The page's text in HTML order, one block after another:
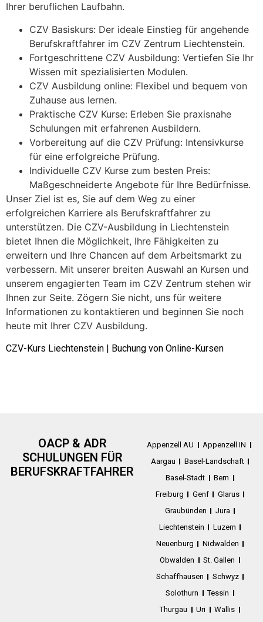
Ihrer beruflichen Laufbahn.
CZV Basiskurs: Der ideale Einstieg für angehende
Berufskraftfahrer im CZV Zentrum Liechtenstein.
Fortgeschrittene CZV Ausbildung: Vertiefen Sie Ihr
Wissen mit spezialisierten Modulen.
CZV Ausbildung online: Flexibel und bequem von
Zuhause aus lernen.
Praktische CZV Kurse: Erleben Sie praxisnahe
Schulungen mit erfahrenen Ausbildern.
Vorbereitung auf die CZV Prüfung: Intensivkurse
für eine erfolgreiche Prüfung.
Individuelle CZV Kurse zum besten Preis:
Maßgeschneiderte Angebote für Ihre Bedürfnisse.
Unser Ziel ist es, Sie auf dem Weg zu einer
erfolgreichen Karriere als Berufskraftfahrer zu
unterstützen. Die CZV-Ausbildung in Liechtenstein
bietet Ihnen die Möglichkeit, Ihre Fähigkeiten zu
erweitern und Ihre Chancen auf dem Arbeitsmarkt zu
verbessern. Mit unserer breiten Auswahl an Kursen und
unserem engagierten Team im CZV Zentrum stehen wir
Ihnen zur Seite. Zögern Sie nicht, uns für weitere
Informationen zu kontaktieren und beginnen Sie noch
heute mit Ihrer CZV Ausbildung.
CZV-Kurs Liechtenstein | Buchung von Online-Kursen
OACP & ADR
SCHULUNGEN FÜR
BERUFSKRAFTFAHRER
Appenzell AU
Appenzell IN
Aargau
Basel-Landschaft
Basel-Stadt
Bern
Freiburg
Genf
Glarus
Graubünden
Jura
Liechtenstein
Luzern
Neuenburg
Nidwalden
Obwalden
St. Gallen
Schaffhausen
Schwyz
Solothurn
Tessin
Thurgau
Uri
Wallis